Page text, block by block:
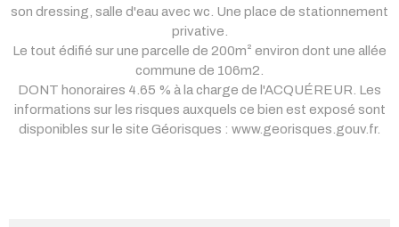
son dressing, salle d'eau avec wc. Une place de stationnement
privative.
Le tout édifié sur une parcelle de 200m² environ dont une allée
commune de 106m2.
DONT honoraires 4.65 % à la charge de l'ACQUÉREUR. Les
informations sur les risques auxquels ce bien est exposé sont
disponibles sur le site Géorisques : www.georisques.gouv.fr.